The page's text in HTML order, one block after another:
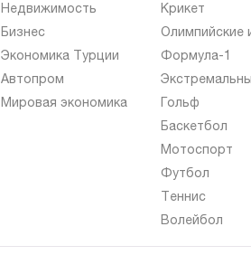
Газиантеп
Гиресун
Гюмюшхане
Кахраманмараш
Недвижимость
Бизнес
Экономика Турции
Автопром
Мировая экономика
Крикет
Олимпийские
Формула-1
Гольф
Баскетбол
Мотоспорт
Футбол
Теннис
Волейбол